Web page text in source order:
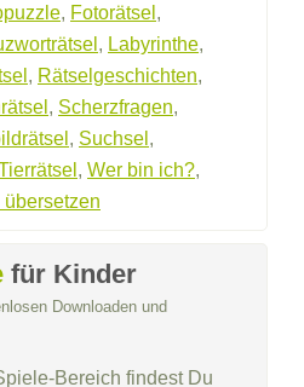
, Fotorätsel ,
, Labyrinthe,
, Rätselgeschichten,
, Scherzfragen,
, Suchsel ,
, Wer bin ich?,
für Kinder
Downloaden und
Bereich findest Du